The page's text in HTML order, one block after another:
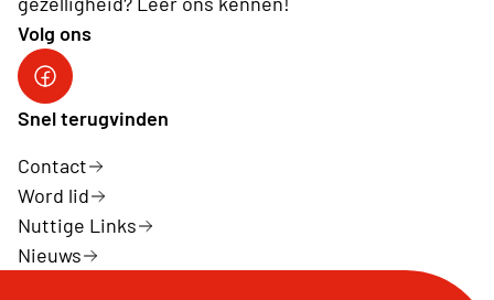
Volg ons
Facebook
Snel terugvinden
Contact
Word lid
Nuttige Links
Nieuws